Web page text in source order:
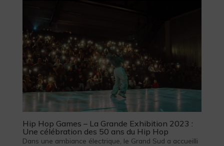
Hip Hop Games – La Grande Exhibition 2023 :
Une célébration des 50 ans du Hip Hop
Dans une ambiance électrique, le Grand Sud a accueilli